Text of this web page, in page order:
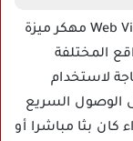
يوفر تطبيق Web Video Caster مهكر ميزة
المختلفة
لاستخدام
الوصول السريع
بثا مباشرا أو